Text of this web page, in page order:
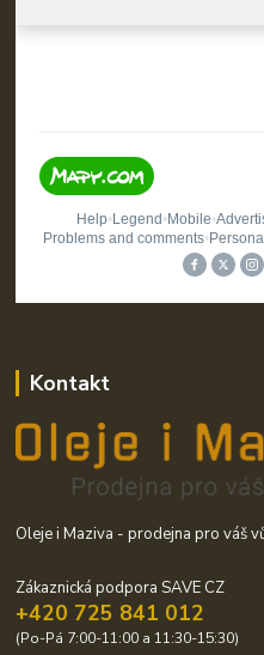
Kontakt
Oleje i Maziva - prodejna pro váš
Zákaznická podpora SAVE CZ
+420 725 841 012
(Po-Pá 7:00-11:00 a 11:30-15:30)